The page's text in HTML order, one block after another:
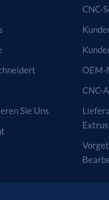
Sie Uns
CNC-
OEM-
CNC-